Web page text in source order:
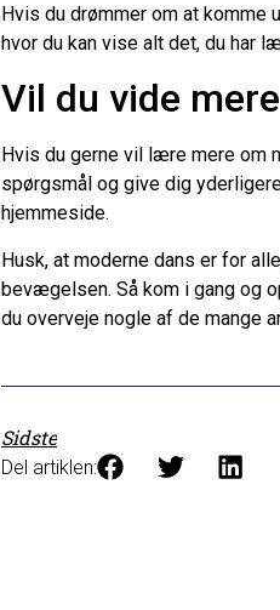
Hvis du drømmer om at komme
hvor du kan vise alt det, du har
Vil du vide
Hvis du gerne vil lære mere om
spørgsmål og give dig
hjemmeside.
Husk, at moderne dans er for
bevægelsen. Så kom i gang og
du overveje nogle af de mange
Sidste
Del artiklen: